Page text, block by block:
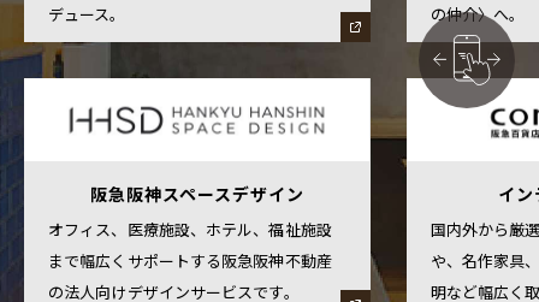
デュース。
の仲介〉へ。
阪急阪神スペースデザイン
オフィス、医療施設、ホテル、福祉施設
まで幅広くサポートする阪急阪神不動産
の法人向けデザインサービスです。
イ
国内外から厳
や、名作家具
明など幅広く